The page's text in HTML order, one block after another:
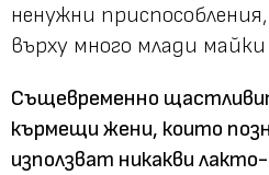
ненужни
върху много млади
Същевременно
кърмещи жени, които
използват никакви